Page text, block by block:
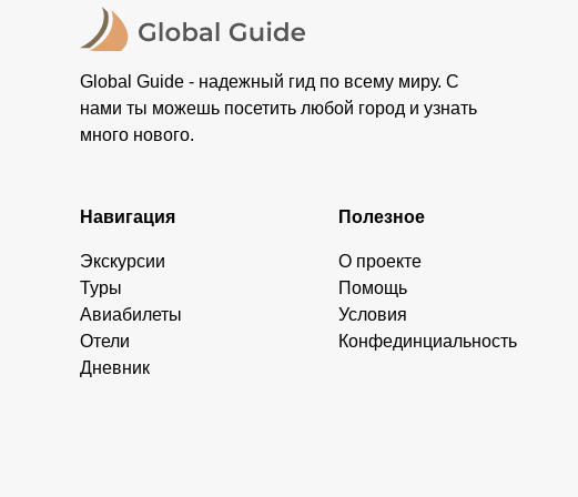
Global Guide - надежный гид по всему миру. С
нами ты можешь посетить любой город и узнать
много нового.
Навигация
Экскурсии
Туры
Авиабилеты
Отели
Дневник
Полезное
О проекте
Помощь
Условия
Конфединциальность